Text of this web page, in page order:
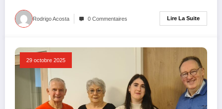
Rodrigo Acosta 0 Commentaires Lire La Suite
29 octobre 2025